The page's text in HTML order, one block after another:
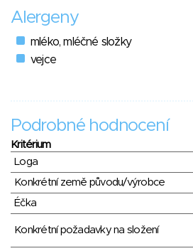
Alergeny
mléko, mléčné složky
vejce
Podrobné hodnocení
Kritérium
Loga
Konkrétní země původu/výrobce
Éčka
Konkrétní požadavky na složení